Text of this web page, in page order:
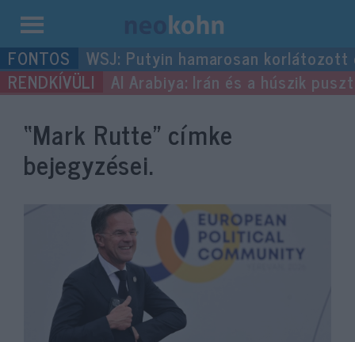
Kilépés
a
tartalomba
WSJ: Putyin hamarosan
Al Arabiya: Irán és a húszik
“Mark Rutte” címke
bejegyzései.